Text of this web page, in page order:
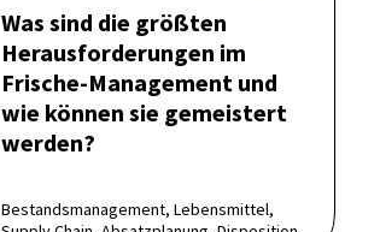
Was sind die größten
Heraus­forderungen im
Frische-Management und
wie können sie gemeistert
werden?
Bestandsmanagement, Lebensmittel,